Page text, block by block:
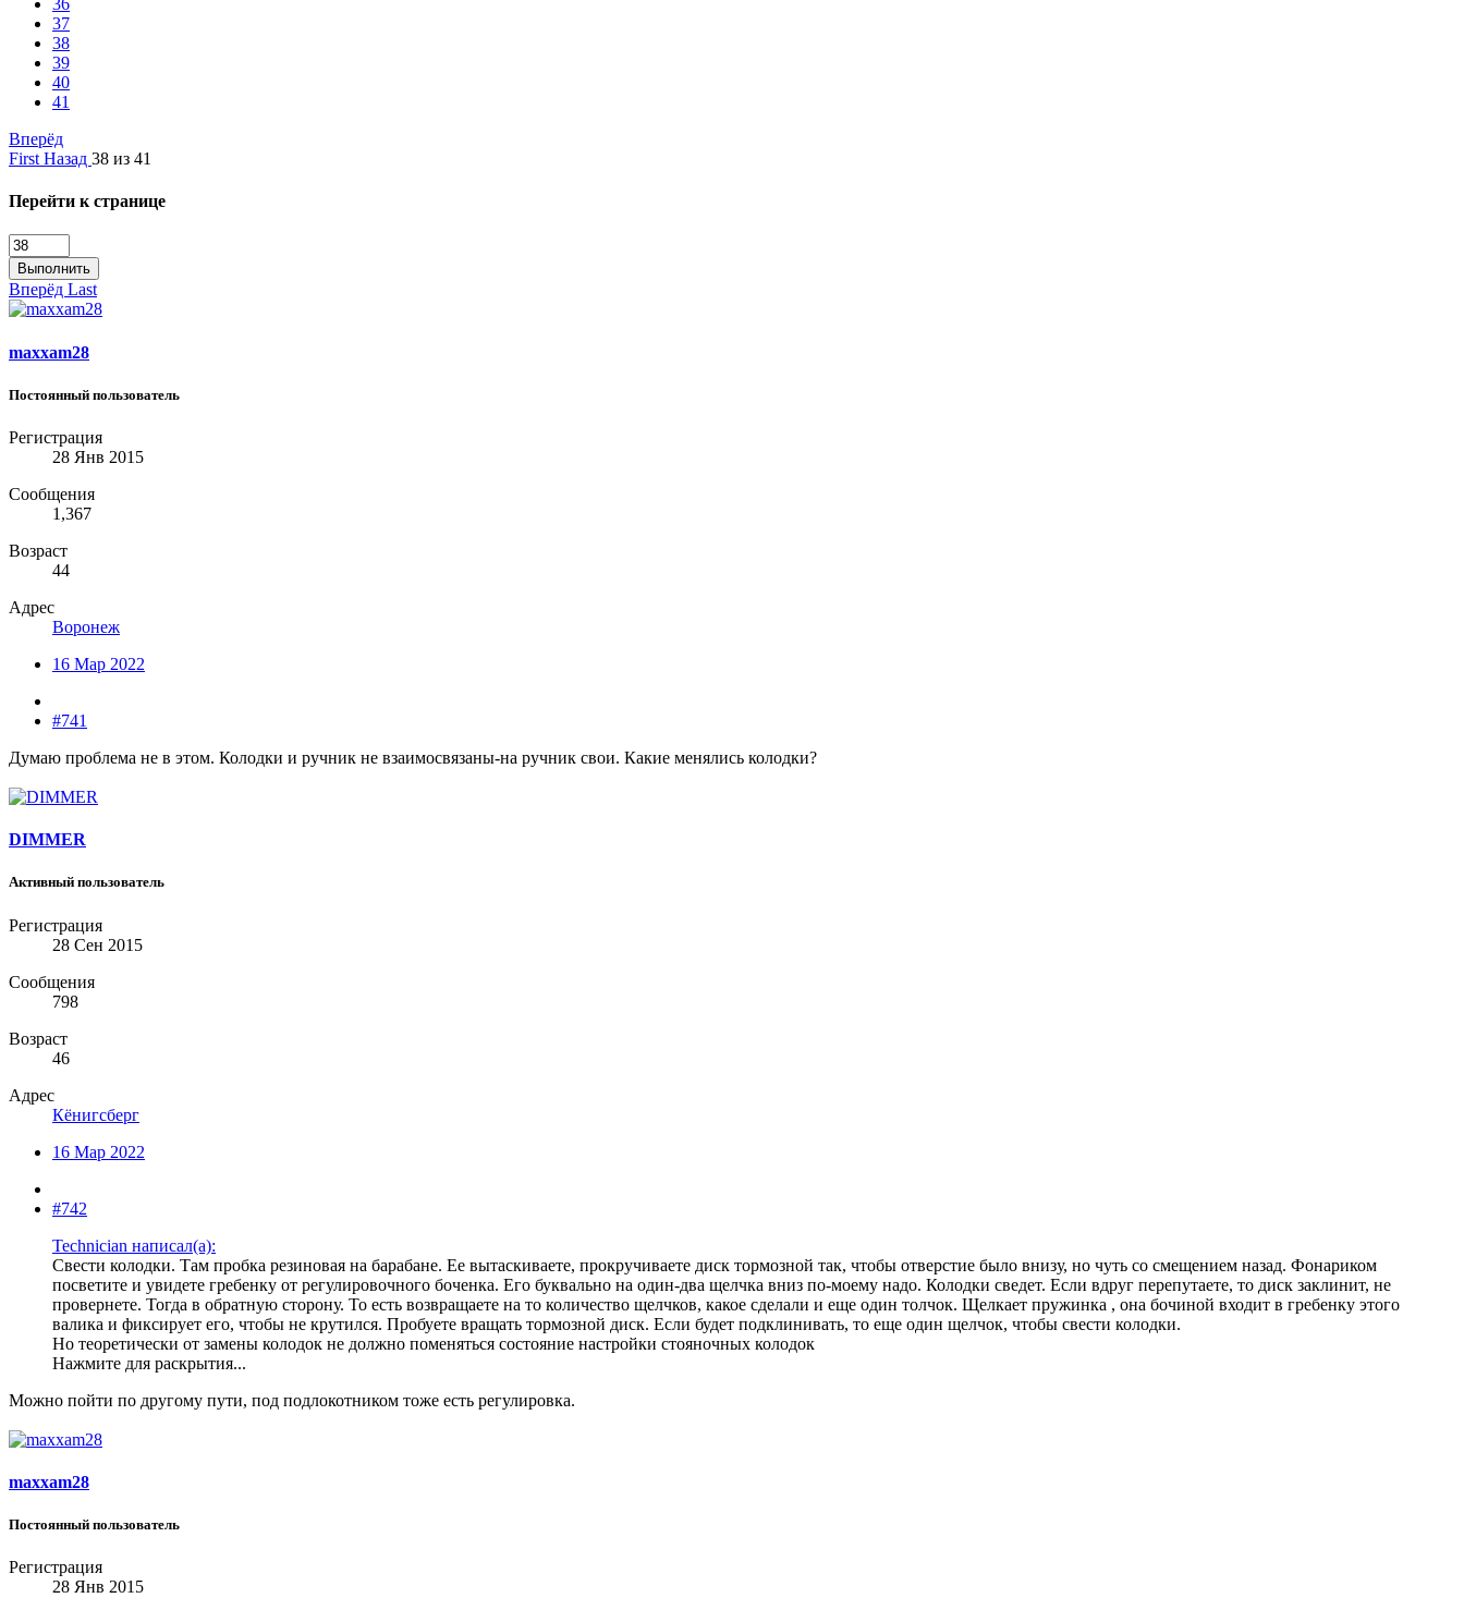
37
38
39
40
41
Вперёд
First Назад 38 из 41
Перейти к странице
Выполнить
Вперёд Last
maxxam28
Постоянный пользователь
Регистрация
28 Янв 2015
Сообщения
1,367
Возраст
44
Адрес
Воронеж
16 Мар 2022
#741
Думаю проблема не в этом. Колодки и ручник не взаимосвязаны-на ручник свои. Какие менялись колодки?
DIMMER
Активный пользователь
Регистрация
28 Сен 2015
Сообщения
798
Возраст
46
Адрес
Кёнигсберг
16 Мар 2022
#742
Technician написал(а):
Свести колодки. Там пробка резиновая на барабане. Ее вытаскиваете, прокручиваете диск тормозной так, чтобы отверстие было внизу, но чуть со смещением назад. Фонариком
посветите и увидете гребенку от регулировочного боченка. Его буквально на один-два щелчка вниз по-моему надо. Колодки сведет. Если вдруг перепутаете, то диск заклинит, не
провернете. Тогда в обратную сторону. То есть возвращаете на то количество щелчков, какое сделали и еще один толчок. Щелкает пружинка , она бочиной входит в гребенку этого
валика и фиксирует его, чтобы не крутился. Пробуете вращать тормозной диск. Если будет подклинивать, то еще один щелчок, чтобы свести колодки.
Но теоретически от замены колодок не должно поменяться состояние настройки стояночных колодок
Нажмите для раскрытия...
Можно пойти по другому пути, под подлокотником тоже есть регулировка.
maxxam28
Постоянный пользователь
Регистрация
28 Янв 2015